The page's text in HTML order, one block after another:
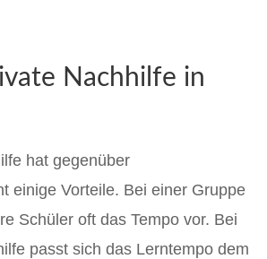
Nachhilfe in
hat gegenüber
einige Vorteile. Bei einer Gruppe
Schüler oft das Tempo vor. Bei
passt sich das Lerntempo dem